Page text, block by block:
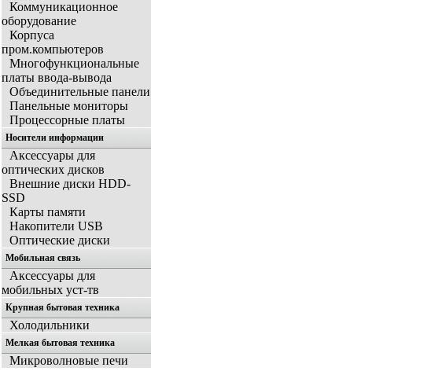
Коммуникационное
оборудование
Корпуса
пром.компьютеров
Многофункциональные
платы ввода-вывода
Объединительные панели
Панельные мониторы
Процессорные платы
Носители информации
Аксессуары для
оптических дисков
Внешние диски HDD-
SSD
Карты памяти
Накопители USB
Оптические диски
Мобильная связь
Аксессуары для
мобильных уст-тв
Крупная бытовая техника
Холодильники
Мелкая бытовая техника
Микроволновые печи